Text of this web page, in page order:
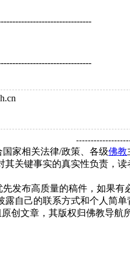
家相关法律/政策、各级佛教
关键事实的真实性负责，
发布高质量的稿件，如果
自己的联系方式和个人简
创文章，其版权归佛教导